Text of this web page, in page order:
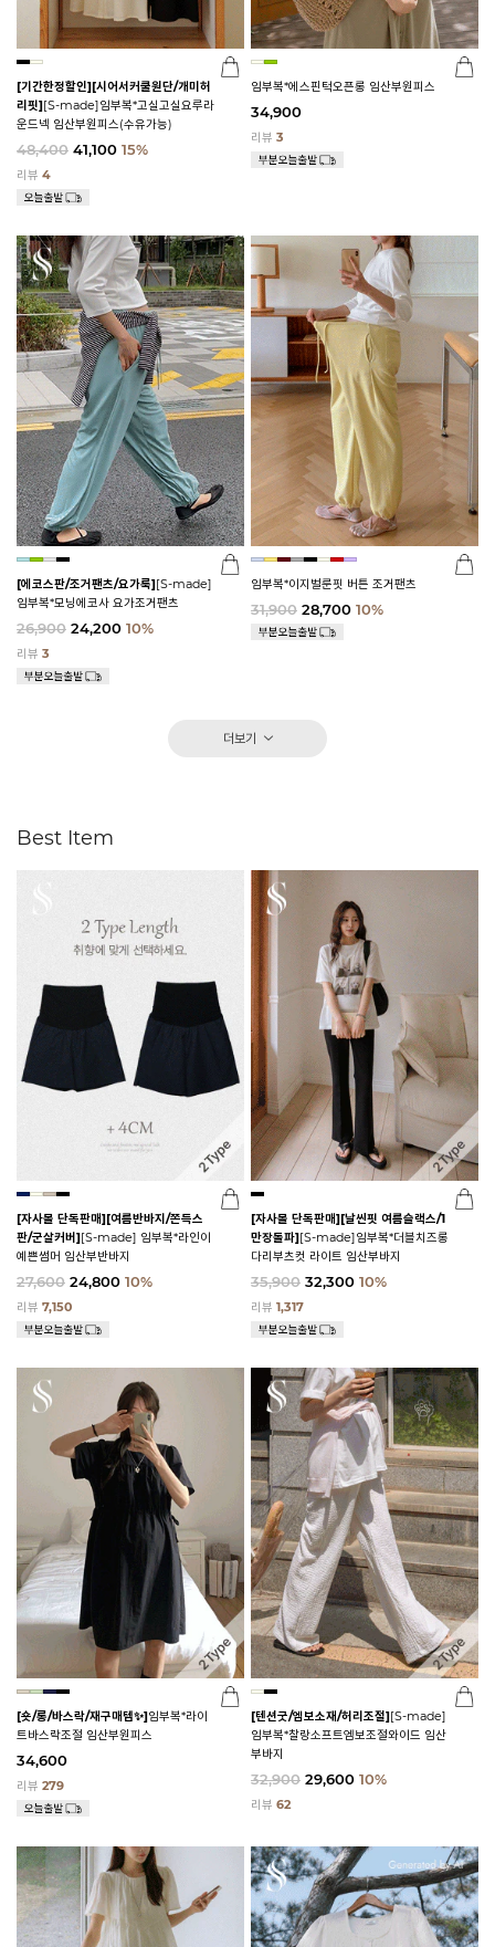
[기간한정할인][시어서커쿨원단/개미허
리핏][S-made]임부복*고실고실요루라
운드넥 임산부원피스(수유가능)
48,400 41,100 15%
리뷰 4
임부복*에스핀턱오픈롱 임산부원피스
34,900
리뷰 3
[에코스판/조거팬츠/요가룩][S-made]
임부복*모닝에코사 요가조거팬츠
26,900 24,200 10%
리뷰 3
임부복*이지벌룬핏 버튼 조거팬츠
31,900 28,700 10%
더보기
Best Item
[자사몰 단독판매][여름반바지/쫀득스
판/군살커버][S-made] 임부복*라인이
예쁜썸머 임산부반바지
27,600 24,800 10%
리뷰 7,150
[자사몰 단독판매][날씬핏 여름슬랙스/1
만장돌파][S-made]임부복*더블치즈롱
다리부츠컷 라이트 임산부바지
35,900 32,300 10%
리뷰 1,317
[숏/롱/바스락/재구매템✨]임부복*라이
트바스락조절 임산부원피스
34,600
리뷰 279
[텐션굿/엠보소재/허리조절][S-made]
임부복*찰랑소프트엠보조절와이드 임산
부바지
32,900 29,600 10%
리뷰 62